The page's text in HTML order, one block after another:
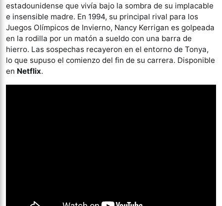
estadounidense que vivía bajo la sombra de su implacable
e insensible madre. En 1994, su principal rival para los
Juegos Olímpicos de Invierno, Nancy Kerrigan es golpeada
en la rodilla por un matón a sueldo con una barra de
hierro. Las sospechas recayeron en el entorno de Tonya,
lo que supuso el comienzo del fin de su carrera. Disponible
en Netflix.